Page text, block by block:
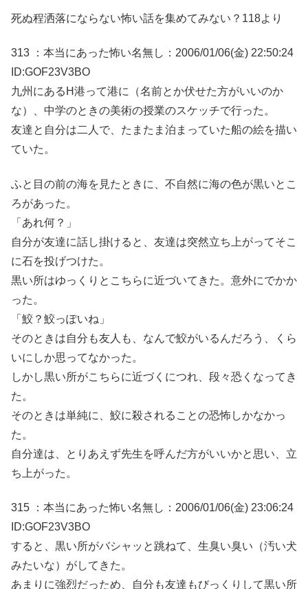
死ぬ程洒落にならない怖い話を集めてみない？118より
313 ：本当にあった怖い名無し：2006/01/06(金) 22:50:24
ID:GOF23V3BO
九州にあるH港って港に（名前とか伏せた方がいいのか
な）、中学のときの美術の授業のスケッチで行った。
友達と自分は二人で、たまたま泊まっていた船の絵を描い
ていた。
ふと目の前の海を見たときに、不自然に海の色が黒いとこ
ろがあった。
「あれ何？」
自分が友達に話し掛けると、友達は突然立ち上がってそこ
に石を投げつけた。
黒い所はゆっくりとこちらに近づいてきた。意外にでかか
った。
「鮫？鮫っぽいね」
そのときは自分も友人も、なんで鮫がいるんだろう、くら
いにしか思ってなかった。
しかし黒い所がこちらに近づくにつれ、段々恐くなってき
た。
そのときは単純に、鮫に殺されることの恐怖しかなかっ
た。
自分達は、とりあえず先生を呼んだ方がいいかと思い、立
ち上がった。
315 ：本当にあった怖い名無し：2006/01/06(金) 23:06:24
ID:GOF23V3BO
すると、黒い所がバシャッと跳ねて、生臭い臭い（汚い犬
みたいな）がしてきた。
あまりに強烈だっため、自分も友達もびっくりして黒い所